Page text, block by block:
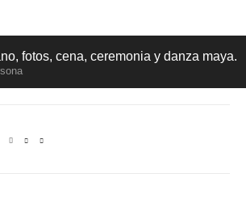
fotos, cena, ceremonia y danza maya.